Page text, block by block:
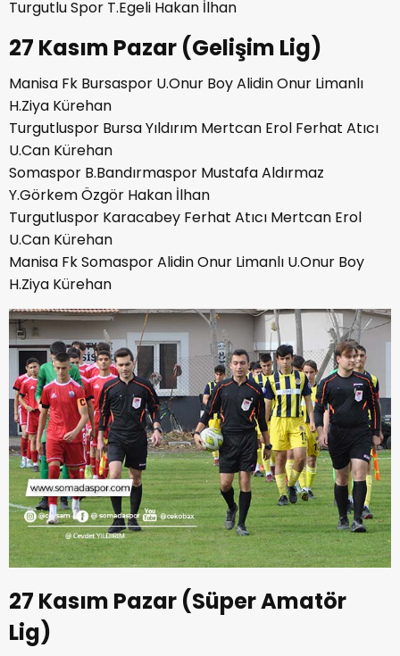
Turgutlu Spor T.Egeli Hakan İlhan
27 Kasım Pazar (Gelişim Lig)
Manisa Fk Bursaspor U.Onur Boy Alidin Onur Limanlı
H.Ziya Kürehan
Turgutluspor Bursa Yıldırım Mertcan Erol Ferhat Atıcı
U.Can Kürehan
Somaspor B.Bandırmaspor Mustafa Aldırmaz
Y.Görkem Özgör Hakan İlhan
Turgutluspor Karacabey Ferhat Atıcı Mertcan Erol
U.Can Kürehan
Manisa Fk Somaspor Alidin Onur Limanlı U.Onur Boy
H.Ziya Kürehan
27 Kasım Pazar (Süper Amatör
Lig)